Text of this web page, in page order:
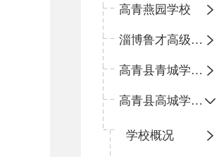
高青燕园学校
淄博鲁才高级中学
高青县青城学区中心小学
高青县高城学区中心小学
学校概况